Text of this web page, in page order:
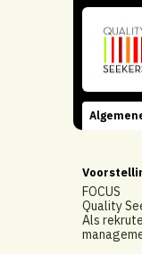
FOCUS
Quality
Als